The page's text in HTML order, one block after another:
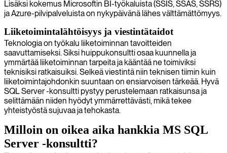
Lisäksi kokemus Microsoftin BI-työkaluista (SSIS, SSAS, SSRS)
ja Azure-pilvipalveluista on nykypäivänä lähes välttämättömyys.
Liiketoimintalähtöisyys ja viestintätaidot
Teknologia on työkalu liiketoiminnan tavoitteiden
saavuttamiseksi. Siksi huippukonsultti osaa kuunnella ja
ymmärtää liiketoiminnan tarpeita ja kääntää ne toimiviksi
teknisiksi ratkaisuiksi. Selkeä viestintä niin teknisen tiimin kuin
liiketoimintajohdonkin suuntaan on ensiarvoisen tärkeää. Hyvä
SQL Server -konsultti pystyy perustelemaan ratkaisunsa ja
selittämään niiden hyödyt ymmärrettävästi, mikä tekee
yhteistyöstä sujuvaa ja tehokasta.
Milloin on oikea aika hankkia MS SQL
Server -konsultti?